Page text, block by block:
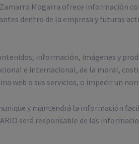
Mogarra ofrece información
dentro de la empresa y futuras
información, imágenes y
e internacional, de la moral,
web o sus servicios, o impedir un
y mantendrá la información
será responsable de las